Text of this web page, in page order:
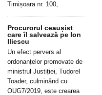
Timișoara nr. 100,
Procurorul ceaușist
care îl salvează pe Ion
Iliescu
Un efect pervers al
ordonanțelor promovate de
ministrul Justiției, Tudorel
Toader, culminând cu
OUG7/2019, este crearea